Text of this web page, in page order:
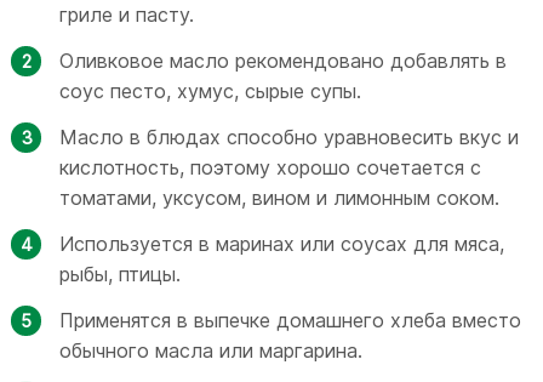
гриле и пасту.
Оливковое масло рекомендовано добавлять в
соус песто, хумус, сырые супы.
Масло в блюдах способно уравновесить вкус и
кислотность, поэтому хорошо сочетается с
томатами, уксусом, вином и лимонным соком.
Используется в маринах или соусах для мяса,
рыбы, птицы.
Применятся в выпечке домашнего хлеба вместо
обычного масла или маргарина.